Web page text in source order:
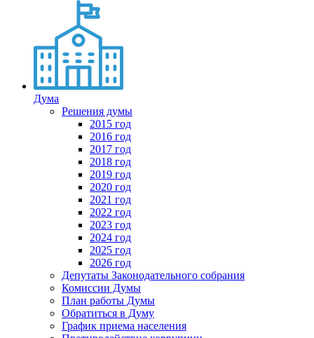
Дума
Решения думы
2015 год
2016 год
2017 год
2018 год
2019 год
2020 год
2021 год
2022 год
2023 год
2024 год
2025 год
2026 год
Депутаты Законодательного собрания
Комиссии Думы
План работы Думы
Обратиться в Думу
График приема населения